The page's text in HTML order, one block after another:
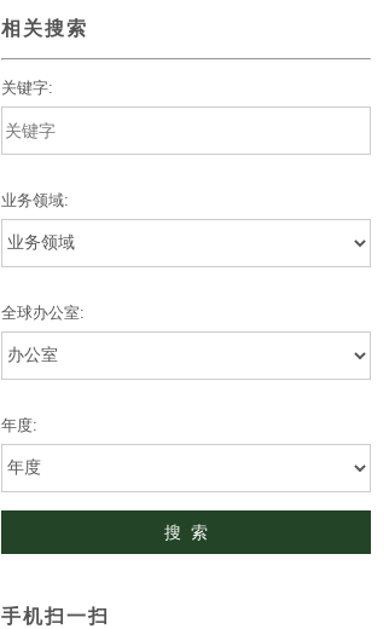
相关搜索
关键字:
业务领域:
全球办公室:
年度:
手机扫一扫